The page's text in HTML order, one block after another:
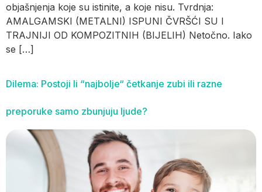
objašnjenja koje su istinite, a koje nisu. Tvrdnja:
AMALGAMSKI (METALNI) ISPUNI ČVRŠĆI SU I
TRAJNIJI OD KOMPOZITNIH (BIJELIH) Netočno. Iako
se […]
Dilema: Postoji li “najbolje“ četkanje zubi ili razne
preporuke samo zbunjuju ljude?